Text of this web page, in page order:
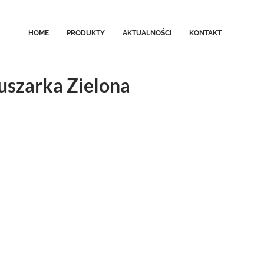
HOME PRODUKTY AKTUALNOŚCI KONTAKT
Zielona